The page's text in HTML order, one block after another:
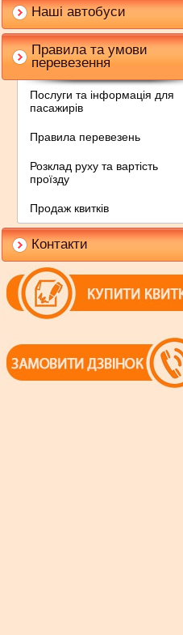
Наші автобуси
Правила та умови
перевезення
Послуги та інформація для
пасажирів
Правила перевезень
Розклад руху та вартість
проїзду
Продаж квитків
Контакти